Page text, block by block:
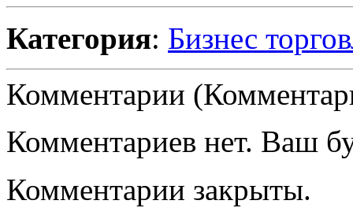
Категория: Бизнес
Комментарии
Комментариев нет. Ваш
Комментарии закрыты.